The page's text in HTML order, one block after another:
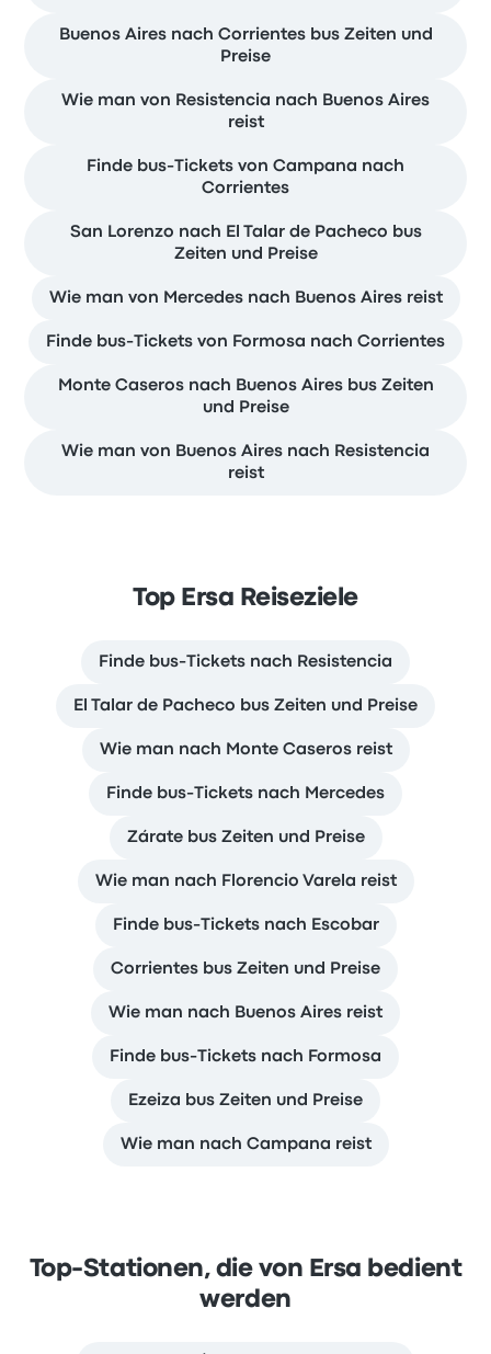
Buenos Aires nach Corrientes bus Zeiten und
Preise
Wie man von Resistencia nach Buenos Aires
reist
Finde bus-Tickets von Campana nach
Corrientes
San Lorenzo nach El Talar de Pacheco bus
Zeiten und Preise
Wie man von Mercedes nach Buenos Aires reist
Finde bus-Tickets von Formosa nach Corrientes
Monte Caseros nach Buenos Aires bus Zeiten
und Preise
Wie man von Buenos Aires nach Resistencia
reist
Top Ersa Reiseziele
Finde bus-Tickets nach Resistencia
El Talar de Pacheco bus Zeiten und Preise
Wie man nach Monte Caseros reist
Finde bus-Tickets nach Mercedes
Zárate bus Zeiten und Preise
Wie man nach Florencio Varela reist
Finde bus-Tickets nach Escobar
Corrientes bus Zeiten und Preise
Wie man nach Buenos Aires reist
Finde bus-Tickets nach Formosa
Ezeiza bus Zeiten und Preise
Wie man nach Campana reist
Top-Stationen, die von Ersa bedient
werden